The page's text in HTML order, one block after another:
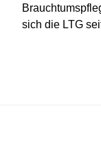
sich die LTG